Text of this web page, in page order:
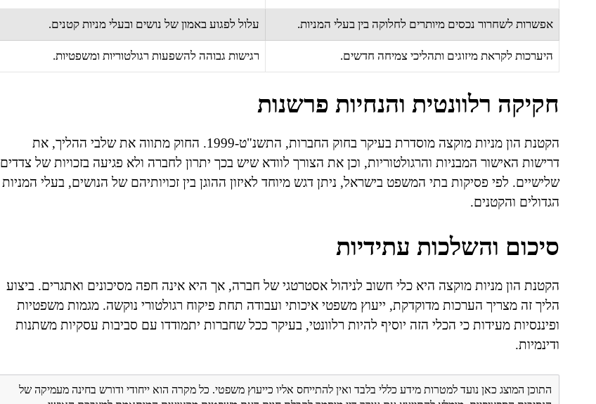
אפשרות לשחרור נכסים מיותרים לחלוקה בין בעלי המניות. עלול לפגוע באמון של נושים ובעלי מניות קטנים.
היערכות לקראת מיזוגים ותהליכי צמיחה חדשים. רגישות גבוהה להשפעות רגולטוריות ומשפטיות.
חקיקה רלוונטית והנחיות פרשנות
הקטנת הון מניות מוקצה מוסדרת בעיקר בחוק החברות, התשנ"ט-1999. החוק מתווה את שלבי ההליך, את
דרישות האישור המבניות והרגולטוריות, וכן את הצורך לוודא שיש בכך יתרון לחברה ולא פגיעה בזכויות של צדדים
שלישיים. לפי פסיקות בתי המשפט בישראל, ניתן דגש מיוחד לאיזון ההוגן בין זכויותיהם של הנושים, בעלי המניות
הגדולים והקטנים.
סיכום והשלכות עתידיות
הקטנת הון מניות מוקצה היא כלי חשוב לניהול אסטרטגי של חברה, אך היא אינה חפה מסיכונים ואתגרים. ביצוע
הליך זה מצריך הערכות מדוקדקת, ייעוץ משפטי איכותי ועבודה תחת פיקוח רגולטורי נוקשה. מגמות משפטיות
ופיננסיות מעידות כי הכלי הזה יוסיף להיות רלוונטי, בעיקר ככל שחברות יתמודדו עם סביבות עסקיות משתנות
ודינמיות.
התוכן המוצג כאן נועד למטרות מידע כללי בלבד ואין להתייחס אליו כייעוץ משפטי. כל מקרה הוא ייחודי ודורש בחינה מעמיקה של